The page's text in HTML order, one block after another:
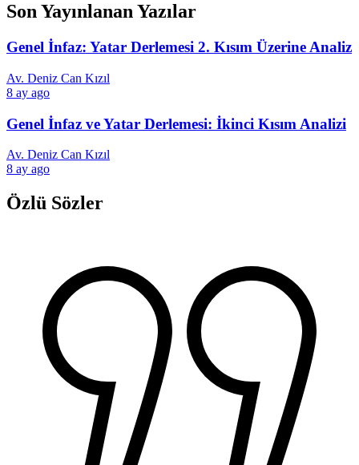
Son Yayınlanan Yazılar
Genel İnfaz: Yatar Derlemesi 2. Kısım Üzerine Analiz
Av. Deniz Can Kızıl
8 ay ago
Genel İnfaz ve Yatar Derlemesi: İkinci Kısım Analizi
Av. Deniz Can Kızıl
8 ay ago
Özlü Sözler